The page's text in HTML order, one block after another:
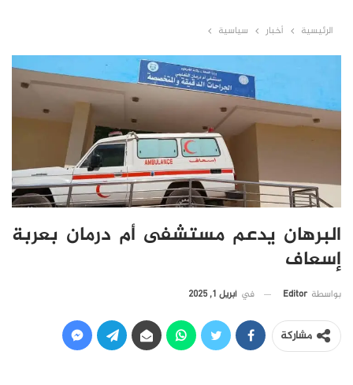
الرئيسية أخبار سياسية
البرهان يدعم مستشفى أم درمان بعربة
إسعاف
بواسطة Editor في أبريل 1, 2025
مشاركة